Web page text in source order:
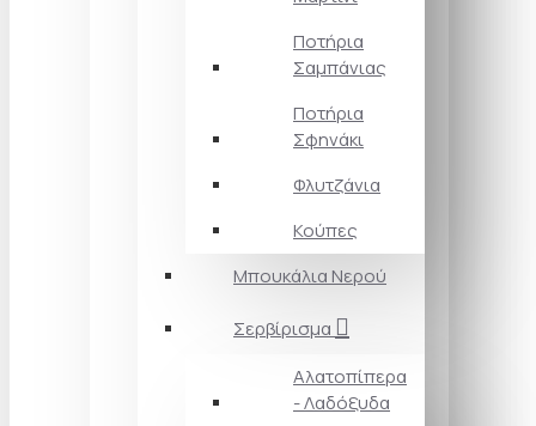
Ποτήρια
Σαμπάνιας
Ποτήρια
Σφηνάκι
Φλυτζάνια
Κούπες
Μπουκάλια Νερού
Σερβίρισμα
Αλατοπίπερα
- Λαδόξυδα